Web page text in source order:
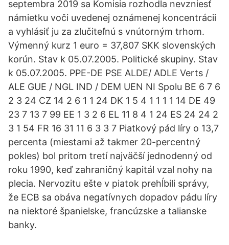
septembra 2019 sa Komisia rozhodla nevzniesť
námietku voči uvedenej oznámenej koncentrácii
a vyhlásiť ju za zlučiteľnú s vnútorným trhom.
Výmenný kurz 1 euro = 37,807 SKK slovenských
korún. Stav k 05.07.2005. Politické skupiny. Stav
k 05.07.2005. PPE-DE PSE ALDE/ ADLE Verts /
ALE GUE / NGL IND / DEM UEN NI Spolu BE 6 7 6
2 3 24 CZ 14 2 6 1 1 24 DK 1 5 4 1 1 1 1 14 DE 49
23 7 13 7 99 EE 1 3 2 6 EL 11 8 4 1 24 ES 24 24 2
3 1 54 FR 16 31 11 6 3 3 7 Piatkový pád líry o 13,7
percenta (miestami až takmer 20-percentný
pokles) bol pritom tretí najväčší jednodenný od
roku 1990, keď zahraničný kapitál vzal nohy na
plecia. Nervozitu ešte v piatok prehĺbili správy,
že ECB sa obáva negatívnych dopadov pádu líry
na niektoré španielske, francúzske a talianske
banky.